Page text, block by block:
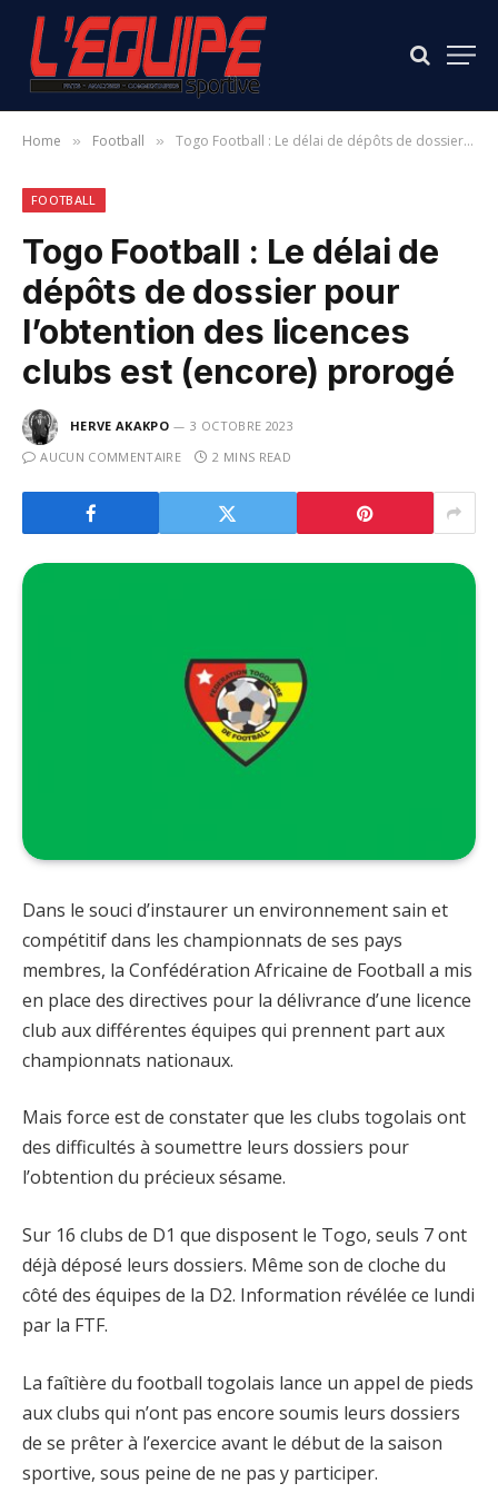
Home » Football » Togo Football : Le délai de dépôts de dossier pour l’obtention des licences clubs est (encore) prorogé
FOOTBALL
Togo Football : Le délai de
dépôts de dossier pour
l’obtention des licences
clubs est (encore) prorogé
HERVE AKAKPO
3 OCTOBRE 2023
AUCUN COMMENTAIRE
2 MINS READ
Dans le souci d’instaurer un environnement sain et
compétitif dans les championnats de ses pays
membres, la Confédération Africaine de Football a mis
en place des directives pour la délivrance d’une licence
club aux différentes équipes qui prennent part aux
championnats nationaux.
Mais force est de constater que les clubs togolais ont
des difficultés à soumettre leurs dossiers pour
l’obtention du précieux sésame.
Sur 16 clubs de D1 que disposent le Togo, seuls 7 ont
déjà déposé leurs dossiers. Même son de cloche du
côté des équipes de la D2. Information révélée ce lundi
par la FTF.
La faîtière du football togolais lance un appel de pieds
aux clubs qui n’ont pas encore soumis leurs dossiers
de se prêter à l’exercice avant le début de la saison
sportive, sous peine de ne pas y participer.